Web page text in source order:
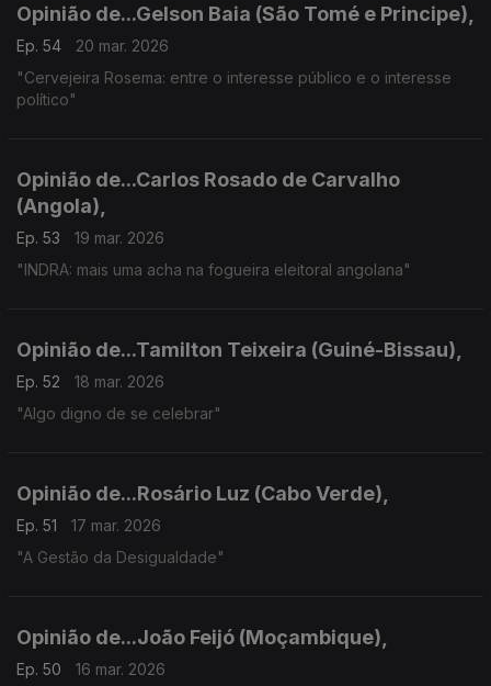
Opinião de...Gelson Baia (São Tomé e Principe),
Ep. 54
20 mar. 2026
"Cervejeira Rosema: entre o interesse público e o interesse
político"
Opinião de...Carlos Rosado de Carvalho
(Angola),
Ep. 53
19 mar. 2026
"INDRA: mais uma acha na fogueira eleitoral angolana"
Opinião de...Tamilton Teixeira (Guiné-Bissau),
Ep. 52
18 mar. 2026
"Algo digno de se celebrar"
Opinião de...Rosário Luz (Cabo Verde),
Ep. 51
17 mar. 2026
"A Gestão da Desigualdade"
Opinião de...João Feijó (Moçambique),
Ep. 50 16 mar. 2026